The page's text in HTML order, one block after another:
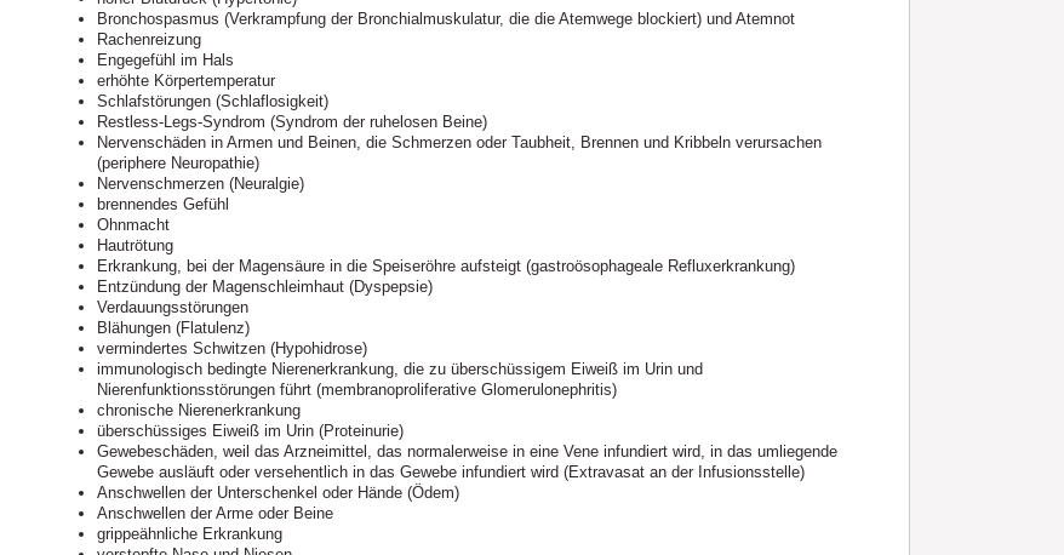
Bronchospasmus (Verkrampfung der Bronchialmuskulatur, die die Atemwege blockiert) und Atemnot
Rachenreizung
Engegefühl im Hals
erhöhte Körpertemperatur
Schlafstörungen (Schlaflosigkeit)
Restless-Legs-Syndrom (Syndrom der ruhelosen Beine)
Nervenschäden in Armen und Beinen, die Schmerzen oder Taubheit, Brennen und Kribbeln verursachen
(periphere Neuropathie)
Nervenschmerzen (Neuralgie)
brennendes Gefühl
Ohnmacht
Hautrötung
Erkrankung, bei der Magensäure in die Speiseröhre aufsteigt (gastroösophageale Refluxerkrankung)
Entzündung der Magenschleimhaut (Dyspepsie)
Verdauungsstörungen
Blähungen (Flatulenz)
vermindertes Schwitzen (Hypohidrose)
immunologisch bedingte Nierenerkrankung, die zu überschüssigem Eiweiß im Urin und
Nierenfunktionsstörungen führt (membranoproliferative Glomerulonephritis)
chronische Nierenerkrankung
überschüssiges Eiweiß im Urin (Proteinurie)
Gewebeschäden, weil das Arzneimittel, das normalerweise in eine Vene infundiert wird, in das umliegende
Gewebe ausläuft oder versehentlich in das Gewebe infundiert wird (Extravasat an der Infusionsstelle)
Anschwellen der Unterschenkel oder Hände (Ödem)
Anschwellen der Arme oder Beine
grippeähnliche Erkrankung